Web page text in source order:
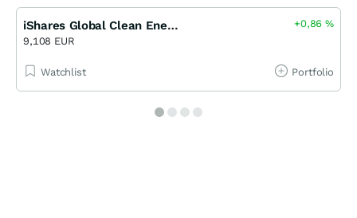
iShares Global Clean Energy UCITS ETF
9,108 EUR
+0,86%
Watchlist Portfolio